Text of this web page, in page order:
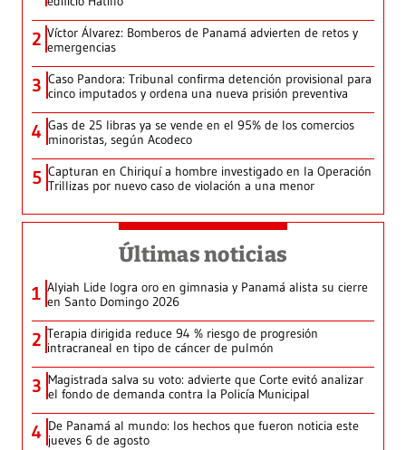
2 Víctor Álvarez: Bomberos de Panamá advierten de retos y
emergencias
3 Caso Pandora: Tribunal confirma detención provisional para
cinco imputados y ordena una nueva prisión preventiva
4 Gas de 25 libras ya se vende en el 95% de los comercios
minoristas, según Acodeco
5 Capturan en Chiriquí a hombre investigado en la Operación
Trillizas por nuevo caso de violación a una menor
Últimas noticias
1 Alyiah Lide logra oro en gimnasia y Panamá alista su cierre
en Santo Domingo 2026
2 Terapia dirigida reduce 94 % riesgo de progresión
intracraneal en tipo de cáncer de pulmón
3 Magistrada salva su voto: advierte que Corte evitó analizar
el fondo de demanda contra la Policía Municipal
4 De Panamá al mundo: los hechos que fueron noticia este
jueves 6 de agosto